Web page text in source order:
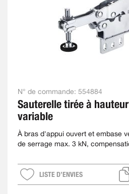
N° de commande: 554884
Sauterelle tirée à
variable
À bras d'appui ouvert et embase
de serrage max. 3 kN,
LISTE D’ENVIES